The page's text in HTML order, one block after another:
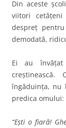
Din aceste
viitori
despreţ
demodată,
Ei au învăţat
îngăduinţa, nu
predica omului:
“Eşti o fiară!